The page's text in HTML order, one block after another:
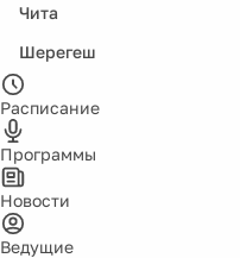
Чита
Шерегеш
Расписание
Программы
Новости
Ведущие